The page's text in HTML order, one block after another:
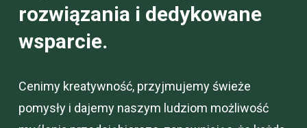
rozwiązania i dedykowane
wsparcie.
Cenimy kreatywność, przyjmujemy świeże
pomysły i dajemy naszym ludziom możliwość